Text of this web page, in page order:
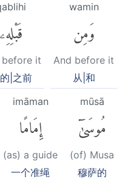
wamin
وَمِن
And before it
从|和
قَبْلِهِۦ
before it
|之前
mūsā
مُوسَىٰٓ
(of) Musa
穆萨的
imāman
إِمَامًا
(as) a guide
一个准绳